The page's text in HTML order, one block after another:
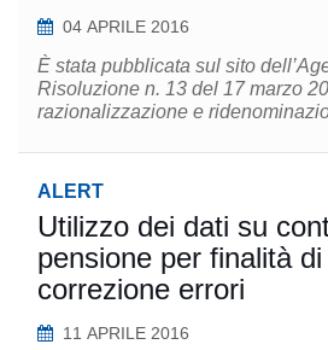
04 APRILE 2016
È stata pubblicata sul sito
Risoluzione n. 13 del 17 marzo
razionalizzazione e
ALERT
Utilizzo dei dati su
pensione per finalità
correzione errori
11 APRILE 2016